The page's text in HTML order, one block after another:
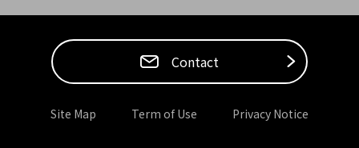
Contact
Site Map Term of Use Privacy Notice